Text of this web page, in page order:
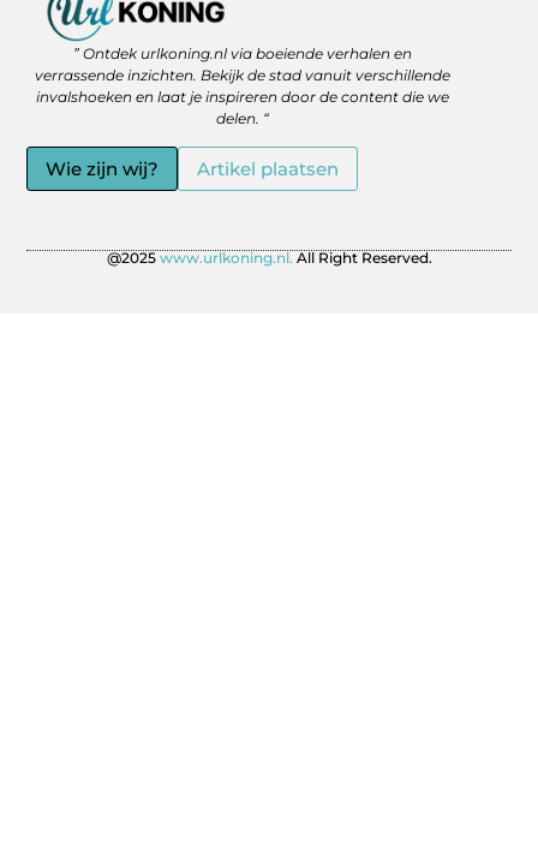
” Ontdek urlkoning.nl via boeiende verhalen en
verrassende inzichten. Bekijk de stad vanuit verschillende
invalshoeken en laat je inspireren door de content die we
delen. “
Wie zijn wij? Artikel plaatsen
@2025www.urlkoning.nl.All Right Reserved.